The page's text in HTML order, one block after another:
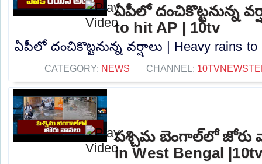
ఏపీలో దంచికొట్టనున్న
to hit AP | 10tv
ఏపీలో దంచికొట్టనున్న వర్షాలు | Heavy rains to
CATEGORY: NEWS CHANNEL:
పశ్చిమ బెంగాల్‌లో జోరు
in West Bengal